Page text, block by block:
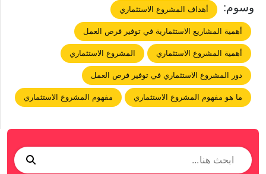
وسوم: أهداف المشروع الاستثماري
أهمية المشاريع الاستثمارية في توفير فرص العمل
أهمية المشروع الاستثماري المشروع الاستثماري
دور المشروع الاستثماري في توفير فرص العمل
ما هو مفهوم المشروع الاستثماري مفهوم المشروع الاستثماري